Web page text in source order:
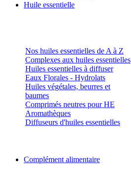
Huile essentielle
Nos huiles essentielles de A à Z
Complexes aux huiles essentielles
Huiles essentielles à diffuser
Eaux Florales - Hydrolats
Huiles végétales, beurres et
baumes
Comprimés neutres pour HE
Aromathèques
Diffuseurs d'huiles essentielles
Complément alimentaire